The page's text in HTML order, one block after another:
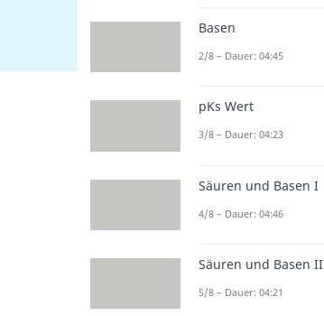
Basen
2/8 – Dauer: 04:45
pKs Wert
3/8 – Dauer: 04:23
Säuren und Basen I
4/8 – Dauer: 04:46
Säuren und Basen II
5/8 – Dauer: 04:21